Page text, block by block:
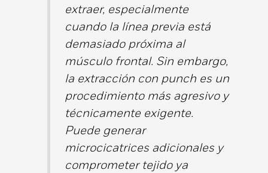
extraer, especialmente
cuando la línea previa está
demasiado próxima al
músculo frontal. Sin embargo,
la extracción con punch es un
procedimiento más agresivo y
técnicamente exigente.
Puede generar
microcicatrices adicionales y
comprometer tejido ya